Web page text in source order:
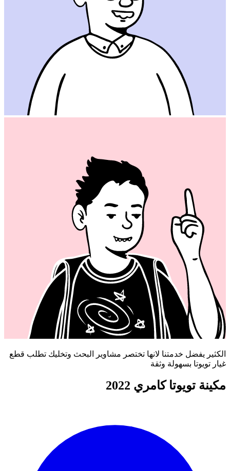
الكثير يفضل خدمتنا لانها تختصر مشاوير البحث وتخليك تطلب قطع
غيار تويوتا بسهولة وثقة
مكينة تويوتا كامري 2022